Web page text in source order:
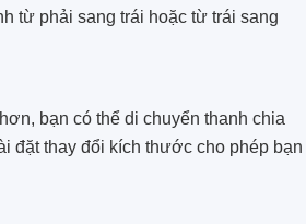
từ phải sang trái hoặc từ trái sang
bạn có thể di chuyển thanh chia
đặt thay đổi kích thước cho phép bạn